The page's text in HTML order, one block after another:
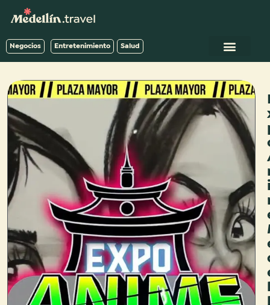
Negocios Entretenimiento Salud